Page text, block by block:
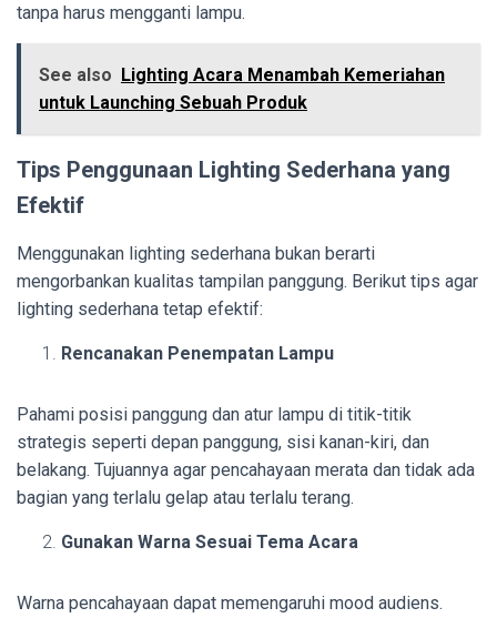
tanpa harus mengganti lampu.
See also Lighting Acara Menambah Kemeriahan
untuk Launching Sebuah Produk
Tips Penggunaan Lighting Sederhana yang
Efektif
Menggunakan lighting sederhana bukan berarti
mengorbankan kualitas tampilan panggung. Berikut tips agar
lighting sederhana tetap efektif:
Rencanakan Penempatan Lampu
Pahami posisi panggung dan atur lampu di titik-titik
strategis seperti depan panggung, sisi kanan-kiri, dan
belakang. Tujuannya agar pencahayaan merata dan tidak ada
bagian yang terlalu gelap atau terlalu terang.
Gunakan Warna Sesuai Tema Acara
Warna pencahayaan dapat memengaruhi mood audiens.